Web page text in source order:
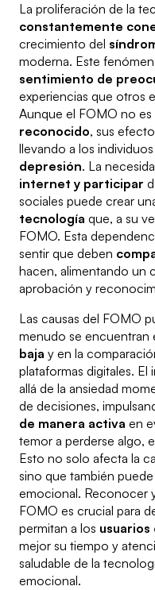
La proliferación de la
constantemente
crecimiento del
moderna. Este
sentimiento de
experiencias que otros
Aunque el FOMO no es
reconocido, sus
llevando a los
depresión. La
internet y participar
sociales puede crear
tecnología que, a su
FOMO. Esta
sentir que deben
hacen, alimentando un
aprobación y
Las causas del FOMO
menudo se encuentran
baja y en la
plataformas digitales. El
allá de la ansiedad
de decisiones,
de manera activa en
temor a perderse algo,
Esto no solo afecta la
sino que también
emocional. Reconocer
FOMO es crucial para
permitan a los usuarios
mejor su tiempo y
saludable de la
emocional.